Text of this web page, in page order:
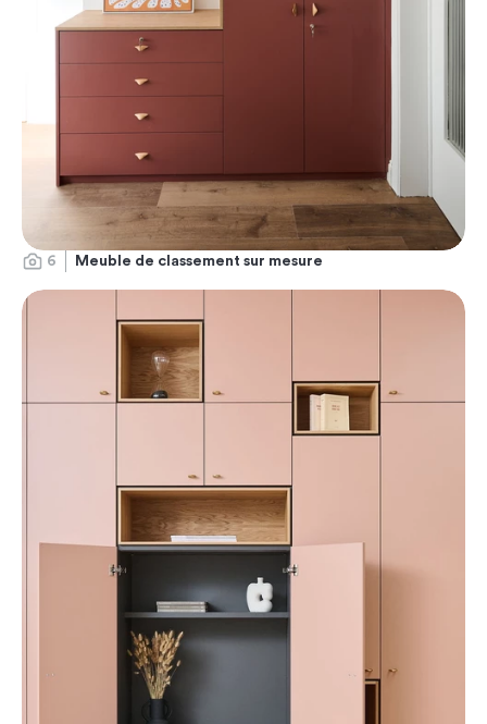
6 Meuble de classement sur mesure